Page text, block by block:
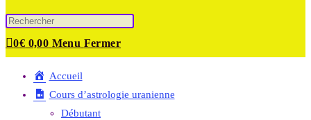
0€ 0,00 Menu Fermer
Accueil
Cours d’astrologie uranienne
Débutant